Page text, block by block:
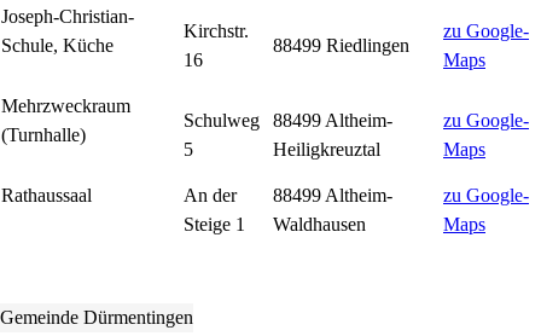
Joseph-Christian-
Schule, Küche
Kirchstr.
16
88499 Riedlingen
zu Google-
Maps
Mehrzweckraum
(Turnhalle)
Schulweg
5
88499 Altheim-
Heiligkreuztal
zu Google-
Maps
Rathaussaal
An der
Steige 1
88499 Altheim-
Waldhausen
zu Google-
Maps
Gemeinde Dürmentingen